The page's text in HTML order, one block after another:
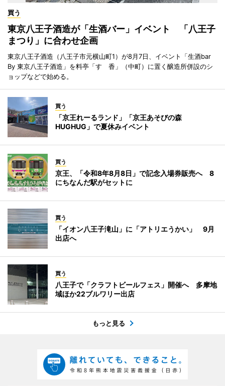
買う
東京八王子酒造が「生酒バー」イベント 「八王子
まつり」に合わせ企画
東京八王子酒造（八王子市元横山町1）が8月7日、イベント「生酒bar
By 東京八王子酒造」を料亭「すゞ香」（中町）に置く醸造所併設のシ
ョップなどで始める。
買う
「京王れーるランド」「京王あそびの森
HUGHUG」で夏休みイベント
買う
京王、「令和8年8月8日」で記念入場券販売へ 8
にちなんだ駅がセットに
買う
「イオン八王子滝山」に「アトリエうかい」 9月
出店へ
買う
八王子で「クラフトビールフェス」開催へ 多摩地
域ほか22ブルワリー出店
もっと見る